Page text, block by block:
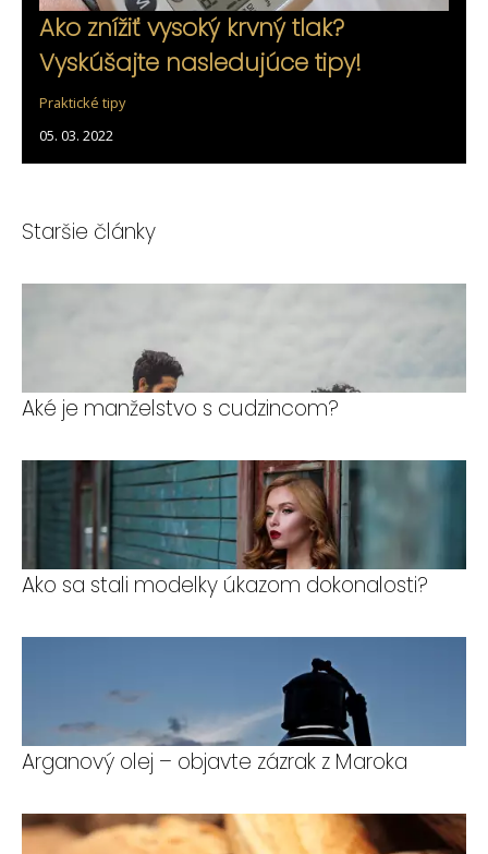
Ako znížiť vysoký krvný tlak?
Vyskúšajte nasledujúce tipy!
Praktické tipy
05. 03. 2022
Staršie články
Aké je manželstvo s cudzincom?
Ako sa stali modelky úkazom dokonalosti?
Arganový olej – objavte zázrak z Maroka